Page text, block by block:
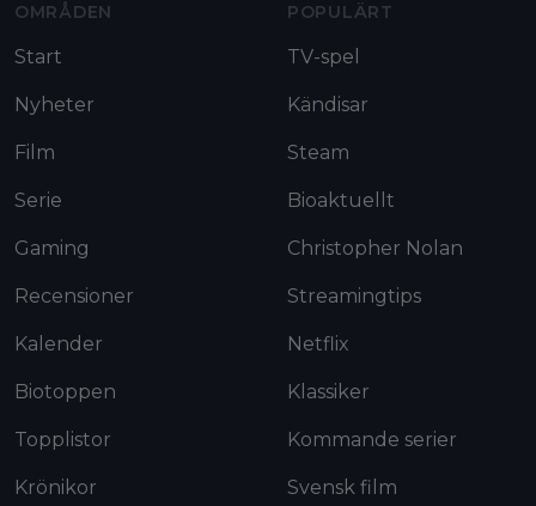
OMRÅDEN
Start
Nyheter
Film
Serie
Gaming
Recensioner
Kalender
Biotoppen
Topplistor
Krönikor
POPULÄRT
TV-spel
Kändisar
Steam
Bioaktuellt
Christopher Nolan
Streamingtips
Netflix
Klassiker
Kommande serier
Svensk film